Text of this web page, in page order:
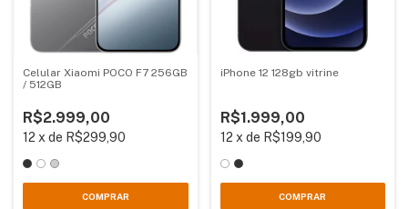
Celular Xiaomi POCO F7 256GB
/ 512GB
R$2.999,00
12 xde R$299,90
COMPRAR
iPhone 12 128gb vitrine
R$1.999,00
12 xde R$199,90
COMPRAR